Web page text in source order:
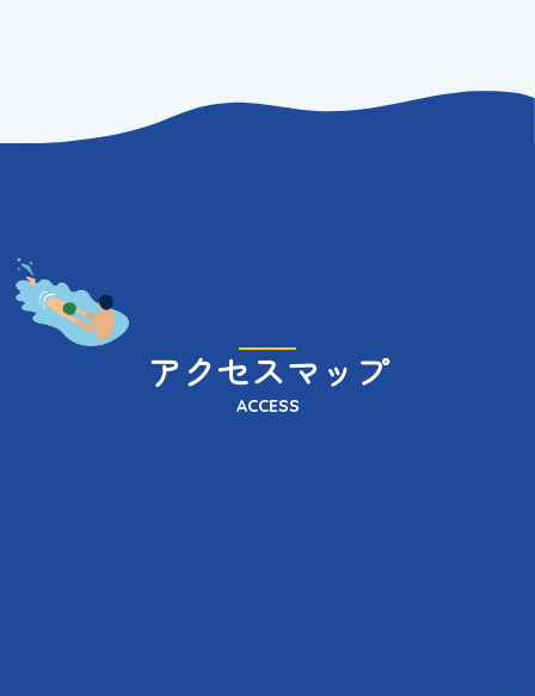
アクセスマップ
ACCESS